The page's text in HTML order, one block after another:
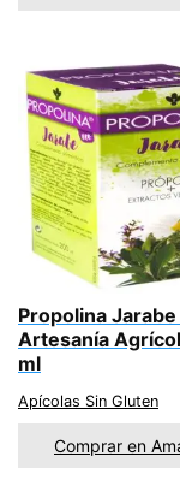
Propolina Jarabe
Artesanía
ml
Apícolas Sin Gluten
Comprar en